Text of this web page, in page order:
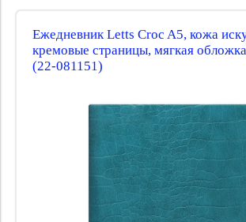
Ежедневник Letts Croc A5, кожа
кремовые страницы, мягкая
(22-081151)